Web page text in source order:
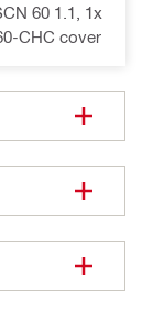
60 1.1, 1x
CHC cover